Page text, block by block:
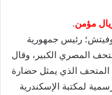
مؤمن.
رئيس جمهورية
المصري الكبير، وقال
المتحف الذي يمثل حضارة
لمكتبة الإسكندرية